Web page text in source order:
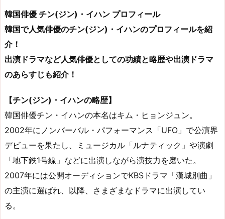
韓国俳優 チン(ジン)・イハン プロフィール
韓国で人気俳優のチン(ジン)・イハンのプロフィールを紹
介！
出演ドラマなど人気俳優としての功績と略歴や出演ドラマ
のあらすじも紹介！
【チン(ジン)・イハンの略歴】
韓国俳優チン・イハンの本名はキム・ヒョンジュン。
2002年にノンバーバル・パフォーマンス「UFO」で公演界
デビューを果たし、ミュージカル「ルナティック」や演劇
「地下鉄1号線」などに出演しながら演技力を磨いた。
2007年には公開オーディションでKBSドラマ「漢城別曲」
の主演に選ばれ、以降、さまざまなドラマに出演してい
る。